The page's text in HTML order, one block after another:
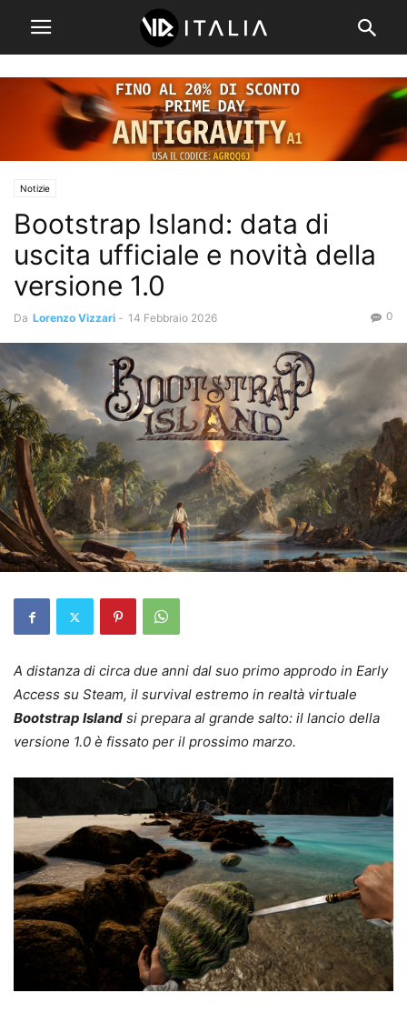
Notizie
Bootstrap Island: data di
uscita ufficiale e novità della
versione 1.0
Da Lorenzo Vizzari - 14 Febbraio 2026 0
A distanza di circa due anni dal suo primo approdo in Early
Access su Steam, il survival estremo in realtà virtuale
Bootstrap Island si prepara al grande salto: il lancio della
versione 1.0 è fissato per il prossimo marzo.